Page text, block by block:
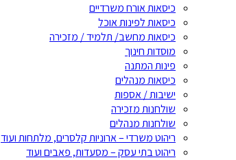
כיסאות אורח משרדיים
כיסאות לפינות אוכל
כיסאות מחשב/ תלמיד / מזכירה
מוסדות חינוך
פינות המתנה
כיסאות מנהלים
ישיבות / אספות
שולחנות מזכירה
שולחנות מנהלים
ריהוט משרדי – ארוניות קלסרים, מלתחות ועוד
ריהוט בתי עסק – מסעדות, פאבים ועוד